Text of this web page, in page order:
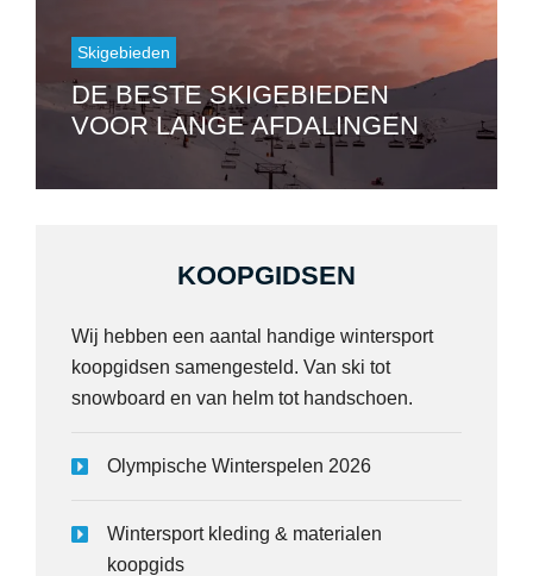
Skigebieden
DE BESTE SKIGEBIEDEN
VOOR LANGE AFDALINGEN
KOOPGIDSEN
Wij hebben een aantal handige wintersport
koopgidsen samengesteld. Van ski tot
snowboard en van helm tot handschoen.
Olympische Winterspelen 2026
Wintersport kleding & materialen
koopgids